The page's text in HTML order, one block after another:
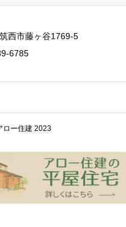
西市藤ヶ谷1769-5
6785
ロー住建 2023